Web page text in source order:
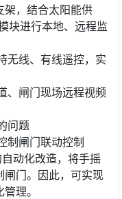
架，结合太阳能供
块进行本地、远程监
无线、有线遥控，实
、闸门现场远程视频
问题
制闸门联动控制
动化改造，将手摇
闸门。因此，可实现
理。